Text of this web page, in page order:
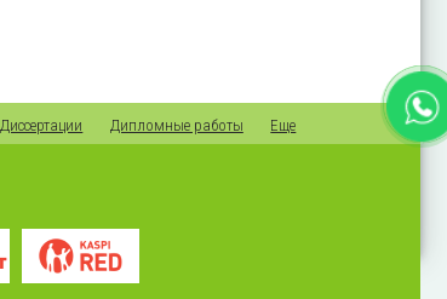
Диссертации Дипломные работы Еще